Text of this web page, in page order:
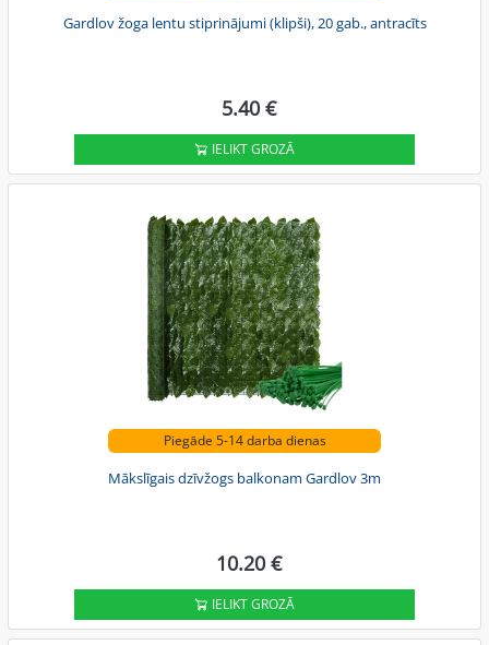
Gardlov žoga lentu stiprinājumi (klipši), 20 gab., antracīts
5.40 €
IELIKT GROZĀ
Piegāde 5-14 darba dienas
Mākslīgais dzīvžogs balkonam Gardlov 3m
10.20 €
IELIKT GROZĀ